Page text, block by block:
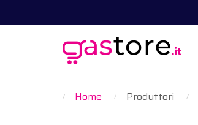
Home Produttori